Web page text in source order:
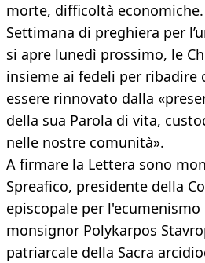
morte, difficoltà
Settimana di preghiera per
si apre lunedì prossimo, le
insieme ai fedeli per ribadire
essere rinnovato dalla
della sua Parola di vita,
nelle nostre comunità».
A firmare la Lettera sono
Spreafico, presidente della
episcopale per
monsignor Polykarpos
patriarcale della Sacra